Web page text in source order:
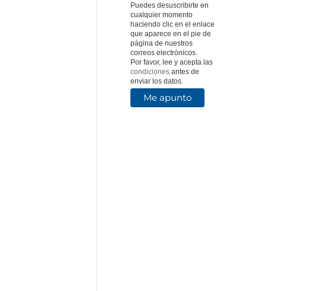
Puedes desuscribirte en
cualquier momento
haciendo clic en el enlace
que aparece en el pie de
página de nuestros
correos electrónicos.
Por favor, lee y acepta las
condicionesantes de
enviar los datos.